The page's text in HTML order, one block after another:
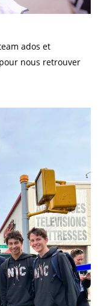
ados et
nous retrouver